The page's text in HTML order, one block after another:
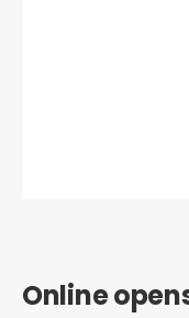
Online